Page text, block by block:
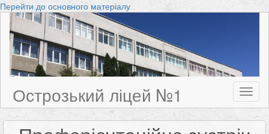
Перейти до основного матеріалу
Острозький ліцей №1